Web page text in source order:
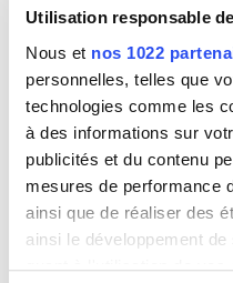
Utilisation responsable
Nous et nos 1022
personnelles, telles que
technologies comme les
à des informations sur
publicités et du contenu
mesures de performance
ainsi que de réaliser des
ainsi le développement
quant à l'utilisation de vos
inscription pédagogique ou
résultat) ou toute question
Depuis janvier 2025, ce
compte d'autres champs plus
et associative, les
internationaux, au sport, à
continue ou au doctorat...
Accès à l'outil
Vous pouvez accéder à
suivant si vous n'êtes pas
rendant directement dans